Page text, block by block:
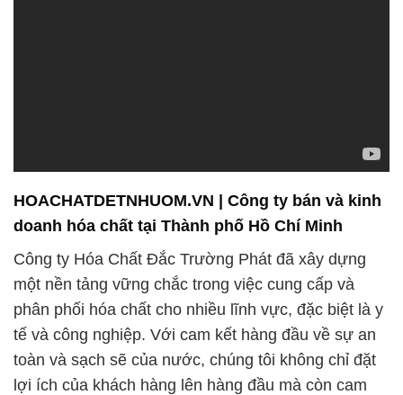
HOACHATDETNHUOM.VN | Công ty bán và kinh
doanh hóa chất tại Thành phố Hồ Chí Minh
Công ty Hóa Chất Đắc Trường Phát đã xây dựng
một nền tảng vững chắc trong việc cung cấp và
phân phối hóa chất cho nhiều lĩnh vực, đặc biệt là y
tế và công nghiệp. Với cam kết hàng đầu về sự an
toàn và sạch sẽ của nước, chúng tôi không chỉ đặt
lợi ích của khách hàng lên hàng đầu mà còn cam